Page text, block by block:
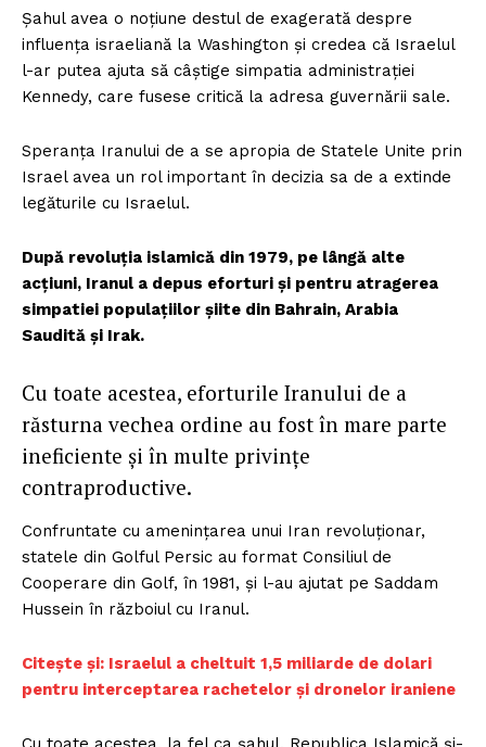
Șahul avea o noțiune destul de exagerată despre
influența israeliană la Washington și credea că Israelul
l-ar putea ajuta să câștige simpatia administrației
Kennedy, care fusese critică la adresa guvernării sale.
Speranța Iranului de a se apropia de Statele Unite prin
Israel avea un rol important în decizia sa de a extinde
legăturile cu Israelul.
După revoluția islamică din 1979, pe lângă alte
acțiuni, Iranul a depus eforturi și pentru atragerea
simpatiei populațiilor șiite din Bahrain, Arabia
Saudită și Irak.
Cu toate acestea, eforturile Iranului de a
răsturna vechea ordine au fost în mare parte
ineficiente și în multe privințe
contraproductive.
Confruntate cu amenințarea unui Iran revoluționar,
statele din Golful Persic au format Consiliul de
Cooperare din Golf, în 1981, și l-au ajutat pe Saddam
Hussein în războiul cu Iranul.
Citește și: Israelul a cheltuit 1,5 miliarde de dolari
pentru interceptarea rachetelor și dronelor iraniene